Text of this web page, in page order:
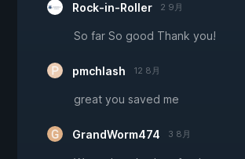
Rock-in-Roller 2 9月
So far So good Thank you!
pmchlash 12 8月
great you saved me
GrandWorm474 3 8月